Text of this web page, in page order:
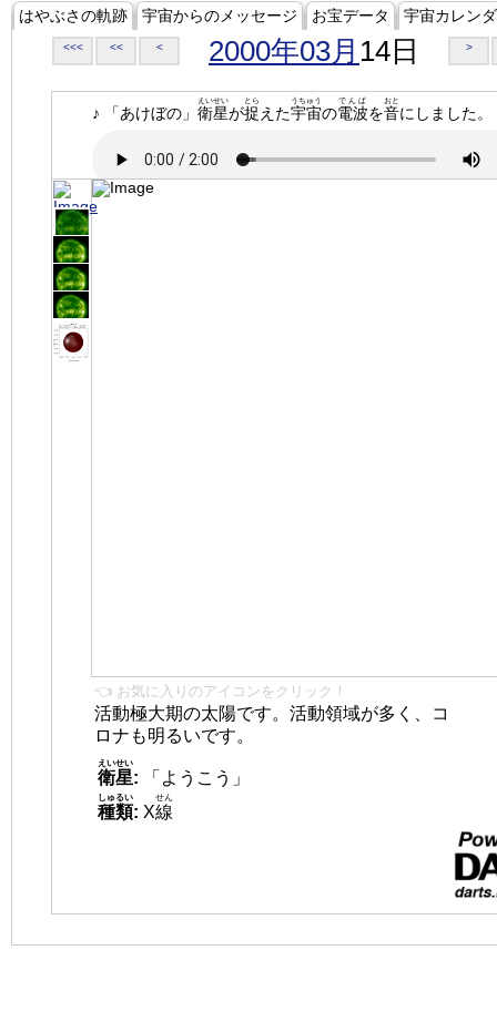
はやぶさの軌跡 宇宙からのメッセージ お宝データ 宇宙カレン
<<< << < 2000年03月 14日 >
♪ 「あけぼの」 衛星
えいせい
が捉
とら
えた宇宙
うちゅう
の電波
でんぱ
を音
おと
にしました。
👈 お気に入りのアイコンをクリック！
活動極大期の太陽です。活動領域が多く、コ
ロナも明るいです。
衛星
えいせい
:
「ようこう」
種類
しゅるい
: X線
せん